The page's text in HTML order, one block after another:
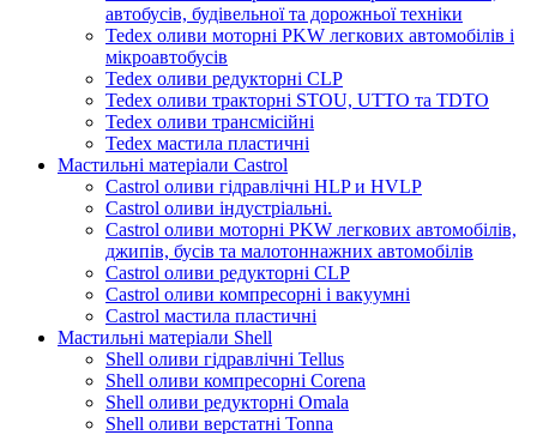
автобусів, будівельної та дорожньої техніки
Tedex оливи моторні PKW легкових автомобілів і
мікроавтобусів
Tedex оливи редукторні CLP
Tedex оливи тракторні STOU, UTTO та TDTO
Tedex оливи трансмісійні
Tedex мастила пластичні
Мастильні матеріали Castrol
Castrol оливи гідравлічні HLP и HVLP
Castrol оливи індустріальні.
Castrol оливи моторні PKW легкових автомобілів,
джипів, бусів та малотоннажних автомобілів
Castrol оливи редукторні CLP
Castrol оливи компресорні і вакуумні
Castrol мастила пластичні
Мастильні матеріали Shell
Shell оливи гідравлічні Tellus
Shell оливи компресорні Corena
Shell оливи редукторні Omala
Shell оливи верстатні Tonna